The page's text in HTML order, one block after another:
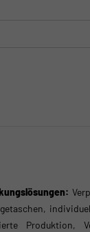
Produktion,